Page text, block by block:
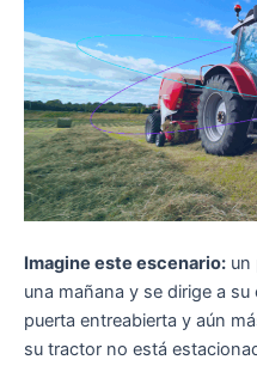
Imagine este escenario: un
una mañana y se dirige a
puerta entreabierta y aún
su tractor no está